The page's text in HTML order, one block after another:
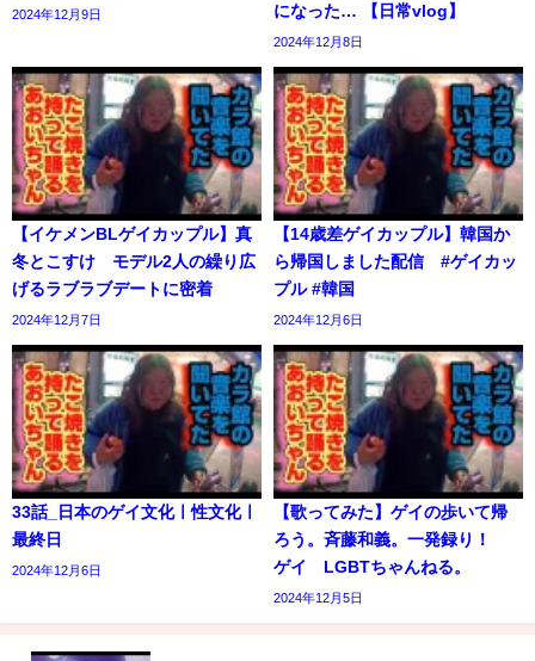
2024年12月9日
になった… 【日常vlog】
2024年12月8日
【イケメンBLゲイカップル】真
冬とこすけ モデル2人の繰り広
げるラブラブデートに密着
2024年12月7日
【14歳差ゲイカップル】韓国か
ら帰国しました配信 #ゲイカッ
プル #韓国
2024年12月6日
33話_日本のゲイ文化ㅣ性文化ㅣ
最終日
2024年12月6日
【歌ってみた】ゲイの歩いて帰
ろう。斉藤和義。一発録り！
ゲイ LGBTちゃんねる。
2024年12月5日